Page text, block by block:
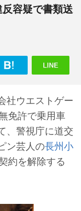
容疑で書類送
社ウエストゲー
免許で乗用車
、警視庁に道交
ン芸人の長州小
約を解除する